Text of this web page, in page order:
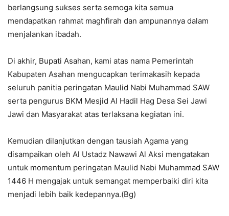
berlangsung sukses serta semoga kita semua
mendapatkan rahmat maghfirah dan ampunannya dalam
menjalankan ibadah.
Di akhir, Bupati Asahan, kami atas nama Pemerintah
Kabupaten Asahan mengucapkan terimakasih kepada
seluruh panitia peringatan Maulid Nabi Muhammad SAW
serta pengurus BKM Mesjid Al Hadil Hag Desa Sei Jawi
Jawi dan Masyarakat atas terlaksana kegiatan ini.
Kemudian dilanjutkan dengan tausiah Agama yang
disampaikan oleh Al Ustadz Nawawi Al Aksi mengatakan
untuk momentum peringatan Maulid Nabi Muhammad SAW
1446 H mengajak untuk semangat memperbaiki diri kita
menjadi lebih baik kedepannya.(Bg)